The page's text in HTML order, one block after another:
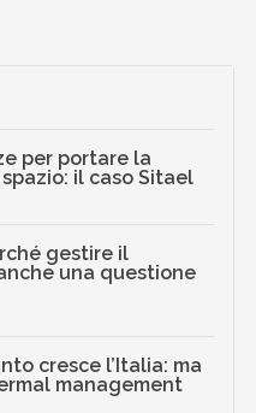
per portare la
il caso Sitael
gestire il
una questione
cresce l’Italia: ma
management